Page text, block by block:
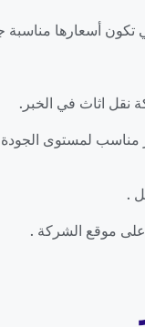
تكون أسعارها مناسبة
نقل اثاث في الخبر.
مناسب لمستوى
.
موقع الشركة .